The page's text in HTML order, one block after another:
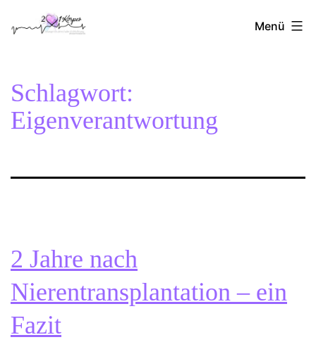
Inhalt2Herzen1Körper Menü
Schlagwort:
Eigenverantwortung
2 Jahre nach
Nierentransplantation – ein
Fazit